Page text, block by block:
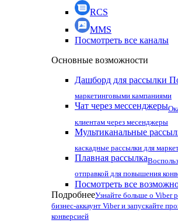
RCS
MMS
Посмотреть все каналы
Основные возможности
Дашборд для рассылки
маркетинговыми кампаниями
Чат через мессенджеры
клиентам через месенджеры
Мультиканальные
каскадные рассылки для
Плавная рассылка
отправкой для повышения
Посмотреть все
ПодробнееУзнайте больше о Viber
бизнес-аккаунт Viber и запускайте
конверсией